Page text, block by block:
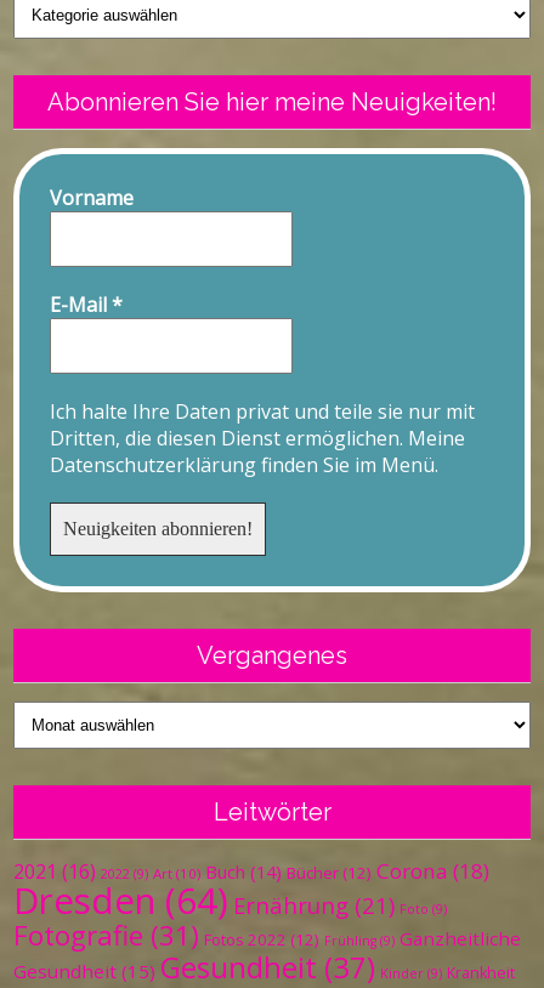
Abonnieren Sie hier meine Neuigkeiten!
Vorname
E-Mail*
Ich halte Ihre Daten privat und teile sie nur mit
Dritten, die diesen Dienst ermöglichen. Meine
Datenschutzerklärung finden Sie im Menü.
Vergangenes
Vergangenes
Leitwörter
2021 (16) 2022 (9) Art (10) Buch (14) Bücher (12) Corona (18)
Dresden (64) Ernährung (21) Foto (9)
Fotografie (31) Fotos 2022 (12) Frühling (9) Ganzheitliche
Gesundheit (15) Gesundheit (37) Kinder (9) Krankheit